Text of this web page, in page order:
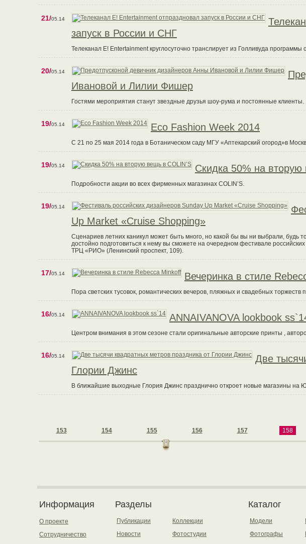
21/05.14
запуск в России и СНГ
Телеканал E! Entertainment круглосуточно транслирует из Голливуда
20/05.14
Ивановой и Лилии Фишер
Гостями мероприятия станут звездные друзья шоу-рума и постоянные клиенты.
19/05.14 Eco Fashion Week 2014
С 21 по 25 мая 2014 года в Ботаническом саду МГУ «Аптекарский огород»в
19/05.14 Скидка 50% на вторую
Подробности акции во всех фирменных магазинах COLIN’S.
19/05.14
Up Market «Cruise Shopping»
Сценариев летних каникул может быть много, но какой бы вы ни выбрали, будь
достойно подготовиться к нему вы сможете на очередном фестивале
ТРЦ «РИО» (Ленинский проспект, 109).
17/05.14 Вечеринка в стиле
Пора светских тусовок, романтических вечеров, пляжных и свадебных торжеств
16/05.14 ANNAIVANOVA lookbook
Центром внимания в этом сезоне стали оригинальные авторские принты ,
16/05.14
Две
Глории Джинс
В ближайшие выходные Глория Джинс празднично откроет новые магазины на
153 154 155 156 157 158
Информация
О проекте
Сотрудничество
Разделы
Публикации
Новости
Коллекции
Фотостудии
Каталог
Модели
Фотографы